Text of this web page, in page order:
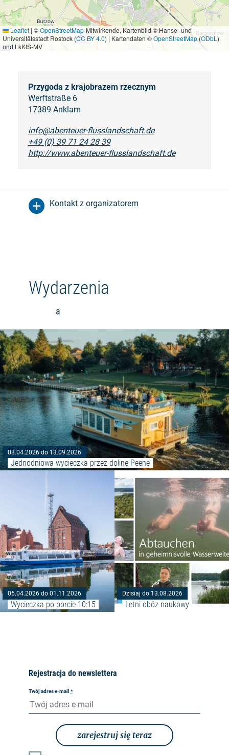
Leaflet | ©OpenStreetMap-Mitwirkende, Kartenbild © Hanse- und
Universitätsstadt Rostock (CC BY 4.0) | Kartendaten ©OpenStreetMap(ODbL )
und LkKfS-MV
Przygoda z krajobrazem rzecznym
Werftstraße 6
17389 Anklam
info@abenteuer-flusslandschaft.de
+49 (0) 39 71 24 28 39
http://www.abenteuer-flusslandschaft.de
Kontakt z organizatorem
Wydarzenia
a
03.04.2026 do 13.09.2026
Jednodniowa wycieczka przez dolinę Peene
05.04.2026 do 01.11.2026
Wycieczka po porcie 10:15
Czytaj więcej: "Wycieczka po
Dzisiaj do 13.08.2026
Letni obóz naukowy
Rejestracja do newslettera
Twój adres e-mail *
zarejestruj się teraz